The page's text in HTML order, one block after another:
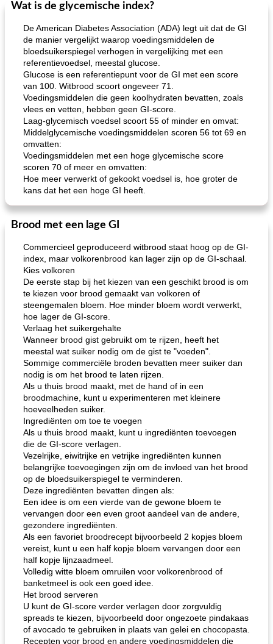
Wat is de glycemische index?
De American Diabetes Association (ADA) legt uit dat de GI
de manier vergelijkt waarop voedingsmiddelen de
bloedsuikerspiegel verhogen in vergelijking met een
referentievoedsel, meestal glucose.
Glucose is een referentiepunt voor de GI met een score
van 100. Witbrood scoort ongeveer 71.
Voedingsmiddelen die geen koolhydraten bevatten, zoals
vlees en vetten, hebben geen GI-score.
Laag-glycemisch voedsel scoort 55 of minder en omvat:
Middelglycemische voedingsmiddelen scoren 56 tot 69 en
omvatten:
Voedingsmiddelen met een hoge glycemische score
scoren 70 of meer en omvatten:
Hoe meer verwerkt of gekookt voedsel is, hoe groter de
kans dat het een hoge GI heeft.
Brood met een lage GI
Commercieel geproduceerd witbrood staat hoog op de GI-
index, maar volkorenbrood kan lager zijn op de GI-schaal.
Kies volkoren
De eerste stap bij het kiezen van een geschikt brood is om
te kiezen voor brood gemaakt van volkoren of
steengemalen bloem. Hoe minder bloem wordt verwerkt,
hoe lager de GI-score.
Verlaag het suikergehalte
Wanneer brood gist gebruikt om te rijzen, heeft het
meestal wat suiker nodig om de gist te "voeden".
Sommige commerciële broden bevatten meer suiker dan
nodig is om het brood te laten rijzen.
Als u thuis brood maakt, met de hand of in een
broodmachine, kunt u experimenteren met kleinere
hoeveelheden suiker.
Ingrediënten om toe te voegen
Als u thuis brood maakt, kunt u ingrediënten toevoegen
die de GI-score verlagen.
Vezelrijke, eiwitrijke en vetrijke ingrediënten kunnen
belangrijke toevoegingen zijn om de invloed van het brood
op de bloedsuikerspiegel te verminderen.
Deze ingrediënten bevatten dingen als:
Een idee is om een ​​vierde van de gewone bloem te
vervangen door een even groot aandeel van de andere,
gezondere ingrediënten.
Als een favoriet broodrecept bijvoorbeeld 2 kopjes bloem
vereist, kunt u een half kopje bloem vervangen door een
half kopje lijnzaadmeel.
Volledig witte bloem omruilen voor volkorenbrood of
banketmeel is ook een goed idee.
Het brood serveren
U kunt de GI-score verder verlagen door zorgvuldig
spreads te kiezen, bijvoorbeeld door ongezoete pindakaas
of avocado te gebruiken in plaats van gelei en chocopasta.
Recepten voor brood en andere voedingsmiddelen die